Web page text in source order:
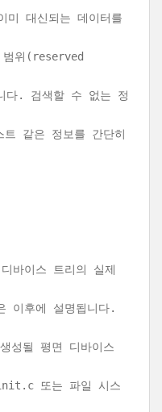
대신되는 데이터를
위(reserved
. 검색할 수 없는 정
같은 정보를 간단히
바이스 트리의 실제
이후에 설명됩니다.
성될 평면 디바이스
또는 파일 시스